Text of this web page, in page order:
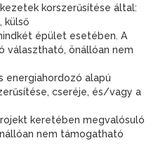
korszerűsítése által:
külső
épület esetében. A
választható, önállóan nem
energiahordozó alapú
cseréje, és/vagy a
keretében megvalósuló
nem támogatható